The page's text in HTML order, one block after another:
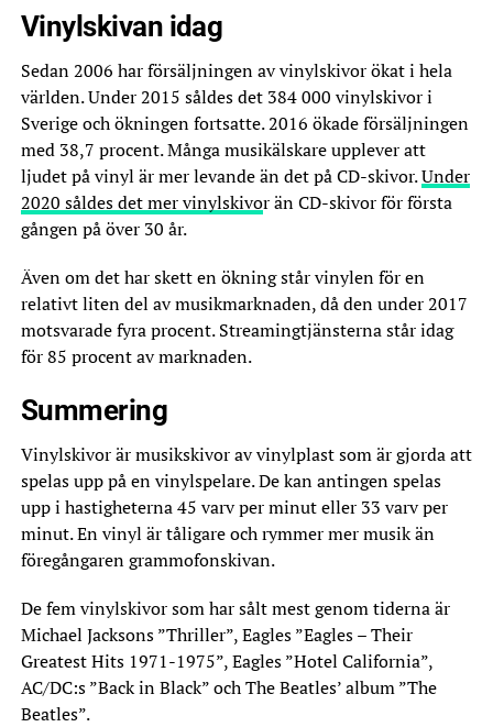
Vinylskivan idag
Sedan 2006 har försäljningen av vinylskivor ökat i hela
världen. Under 2015 såldes det 384 000 vinylskivor i
Sverige och ökningen fortsatte. 2016 ökade försäljningen
med 38,7 procent. Många musikälskare upplever att
ljudet på vinyl är mer levande än det på CD-skivor.Under
2020 såldes det mer vinylskivor än CD-skivor för första
gången på över 30 år.
Även om det har skett en ökning står vinylen för en
relativt liten del av musikmarknaden, då den under 2017
motsvarade fyra procent. Streamingtjänsterna står idag
för 85 procent av marknaden.
Summering
Vinylskivor är musikskivor av vinylplast som är gjorda att
spelas upp på en vinylspelare. De kan antingen spelas
upp i hastigheterna 45 varv per minut eller 33 varv per
minut. En vinyl är tåligare och rymmer mer musik än
föregångaren grammofonskivan.
De fem vinylskivor som har sålt mest genom tiderna är
Michael Jacksons ”Thriller”, Eagles ”Eagles – Their
Greatest Hits 1971-1975”, Eagles ”Hotel California”,
AC/DC:s ”Back in Black” och The Beatles’ album ”The
Beatles”.